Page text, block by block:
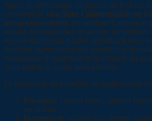
Après le remontage, la phase de test est
convient de réactiver l’alimentation en
progressivement, en vérifiant l’absence
autour des poignées et au bec du robinet.
essuie-tout ou un papier absorbant sous
détecter rapidement une éventuelle
manœuvre d’ouverture et fermeture du
sans points durs ou grincements.
Le protocole de contrôle se segmentera
Pression : ouvrir l’eau, robinet
ne suinte.
Manœuvre : ouvrir puis fermer